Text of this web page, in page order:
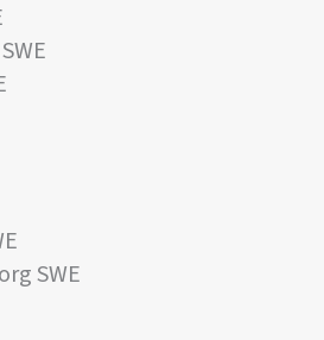
SWE